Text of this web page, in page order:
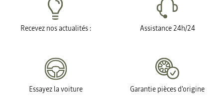
Recevez nos actualités : Assistance 24h/24
Essayez la voiture Garantie pièces d'origine